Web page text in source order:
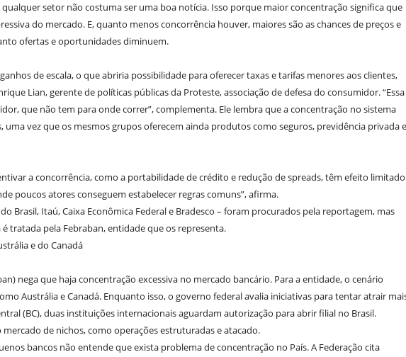
setor não costuma ser uma boa notícia. Isso porque maior concentração significa que
do mercado. E, quanto menos concorrência houver, maiores são as chances de preços e
ofertas e oportunidades diminuem.
de escala, o que abriria possibilidade para oferecer taxas e tarifas menores aos clientes,
Lian, gerente de políticas públicas da Proteste, associação de defesa do consumidor. “Essa
que não tem para onde correr”, complementa. Ele lembra que a concentração no sistema
uma vez que os mesmos grupos oferecem ainda produtos como seguros, previdência privada e
a concorrência, como a portabilidade de crédito e redução de spreads, têm efeito limitado
poucos atores conseguem estabelecer regras comuns”, afirma.
Brasil, Itaú, Caixa Econômica Federal e Bradesco – foram procurados pela reportagem, mas
tratada pela Febraban, entidade que os representa.
e do Canadá
nega que haja concentração excessiva no mercado bancário. Para a entidade, o cenário
Austrália e Canadá. Enquanto isso, o governo federal avalia iniciativas para tentar atrair
(BC), duas instituições internacionais aguardam autorização para abrir filial no Brasil.
de nichos, como operações estruturadas e atacado.
bancos não entende que exista problema de concentração no País. A Federação cita